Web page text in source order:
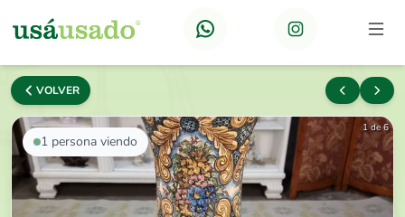
VOLVER
1 persona viendo
1 de 6